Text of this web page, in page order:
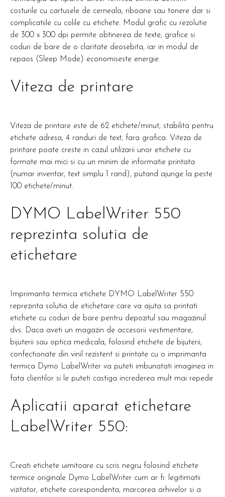
costurile cu cartusele de cerneala, riboane sau tonere dar si
complicatiile cu colile cu etichete. Modul grafic cu rezolutie
de 300 x 300 dpi permite obtinerea de texte, grafice si
coduri de bare de o claritate deosebita, iar in modul de
repaos (Sleep Mode) economiseste energie.
Viteza de printare
Viteza de printare este de 62 etichete/minut, stabilita pentru
etichete adresa, 4 randuri de text, fara grafica. Viteza de
printare poate creste in cazul utilizarii unor etichete cu
formate mai mici si cu un minim de informatie printata
(numar inventar, text simplu 1 rand), putand ajunge la peste
100 etichete/minut.
DYMO LabelWriter 550
reprezinta solutia de
etichetare
Imprimanta termica etichete DYMO LabelWriter 550
reprezinta solutia de etichetare care va ajuta sa printati
etichete cu coduri de bare pentru depozitul sau magazinul
dvs. Daca aveti un magazin de accesorii vestimentare,
bijuterii sau optica medicala, folosind etichete de bijuterii,
confectionate din vinil rezistent si printate cu o imprimanta
termica Dymo LabelWriter va puteti imbunatati imaginea in
fata clientilor si le puteti castiga increderea mult mai repede
Aplicatii aparat etichetare
LabelWriter 550:
Creati etichete uimitoare cu scris negru folosind etichete
termice originale Dymo LabelWriter cum ar fi: legitimatii
vizitator, etichete corespondenta, marcarea arhivelor si a